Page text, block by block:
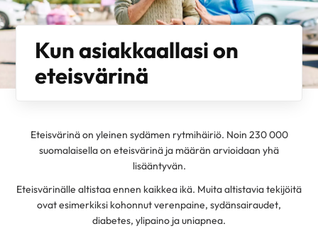
Kun asiakkaallasi on
eteisvärinä
Eteisvärinä on yleinen sydämen rytmihäiriö. Noin 230 000
suomalaisella on eteisvärinä ja määrän arvioidaan yhä
lisääntyvän.
Eteisvärinälle altistaa ennen kaikkea ikä. Muita altistavia tekijöitä
ovat esimerkiksi kohonnut verenpaine, sydänsairaudet,
diabetes, ylipaino ja uniapnea.